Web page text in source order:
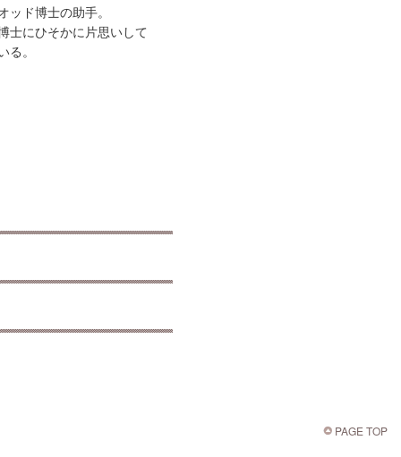
ッド博士の助手。
士にひそかに片思いして
る。
PAGE TOP